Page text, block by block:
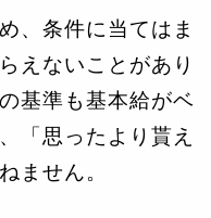
、条件に当てはま
えないことがあり
基準も基本給がベ
「思ったより貰え
ません。